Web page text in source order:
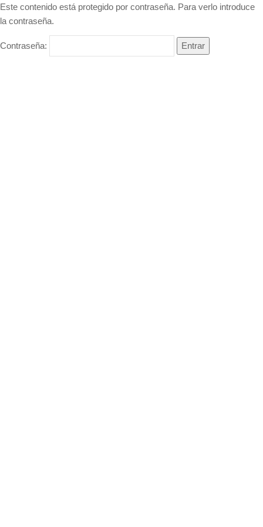
Este contenido está protegido por contraseña. Para verlo introduce
la contraseña.
Contraseña: